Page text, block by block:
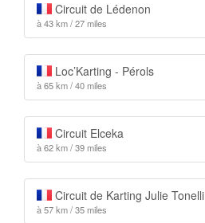
Circuit de Lédenon
à 43 km / 27 miles
Loc’Karting - Pérols
à 65 km / 40 miles
Circuit Elceka
à 62 km / 39 miles
Circuit de Karting Julie Tonelli
à 57 km / 35 miles